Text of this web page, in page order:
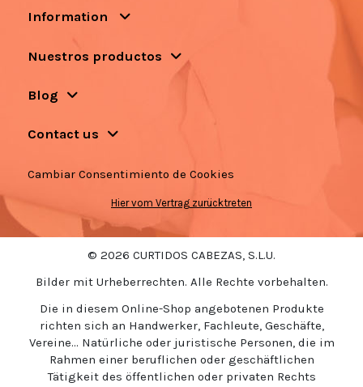
Information
Nuestros productos
Blog
Contact us
Cambiar Consentimiento de Cookies
Hier vom Vertrag zurücktreten
© 2026 CURTIDOS CABEZAS, S.L.U.
Bilder mit Urheberrechten. Alle Rechte vorbehalten.
Die in diesem Online-Shop angebotenen Produkte
richten sich an Handwerker, Fachleute, Geschäfte,
Vereine... Natürliche oder juristische Personen, die im
Rahmen einer beruflichen oder geschäftlichen
Tätigkeit des öffentlichen oder privaten Rechts